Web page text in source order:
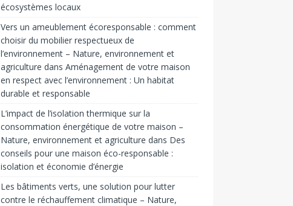
écosystèmes locaux
Vers un ameublement écoresponsable : comment
choisir du mobilier respectueux de
l’environnement – Nature, environnement et
agriculture dans Aménagement de votre maison
en respect avec l’environnement : Un habitat
durable et responsable
L’impact de l’isolation thermique sur la
consommation énergétique de votre maison –
Nature, environnement et agriculture dans Des
conseils pour une maison éco-responsable :
isolation et économie d’énergie
Les bâtiments verts, une solution pour lutter
contre le réchauffement climatique – Nature,